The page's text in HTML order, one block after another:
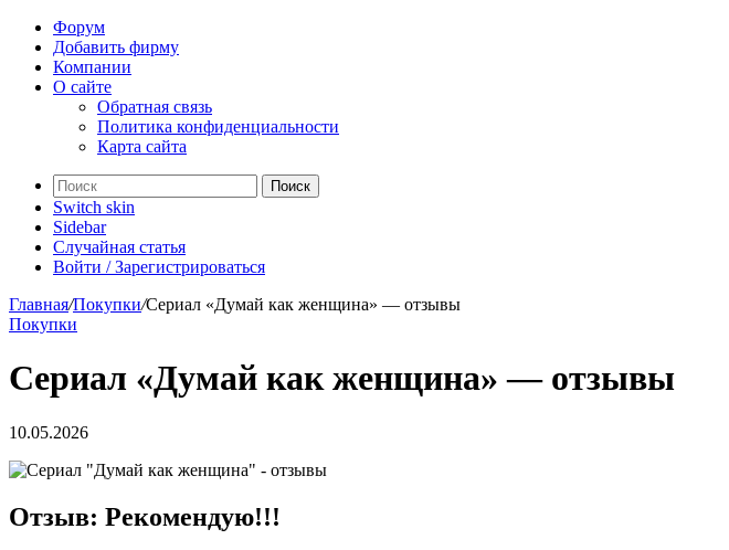
Форум
Добавить фирму
Компании
О сайте
Обратная связь
Политика конфиденциальности
Карта сайта
Поиск
Switch skin
Sidebar
Случайная статья
Войти / Зарегистрироваться
Главная/Покупки/Сериал «Думай как женщина» — отзывы
Покупки
Сериал «Думай как женщина» — отзывы
10.05.2026
Отзыв: Рекомендую!!!